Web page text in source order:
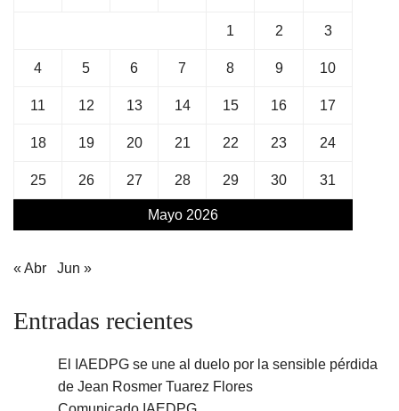
Mayo 2026
1 2 3
4 5 6 7 8 9 10
11 12 13 14 15 16 17
18 19 20 21 22 23 24
25 26 27 28 29 30 31
« Abr Jun »
Entradas recientes
El IAEDPG se une al duelo por la sensible pérdida
de Jean Rosmer Tuarez Flores